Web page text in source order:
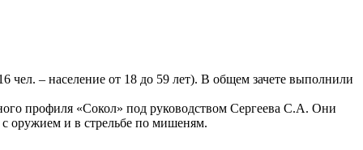
чел. – население от 18 до 59 лет). В общем зачете выполнили
профиля «Сокол» под руководством Сергеева С.А. Они
оружием и в стрельбе по мишеням.